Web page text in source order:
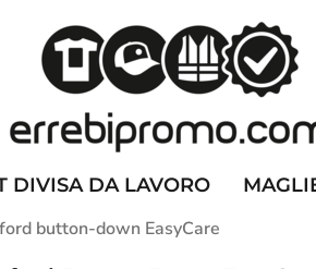
DIVISA DA LAVORO
button-down EasyCare
PERSONALIZZATI ALTA